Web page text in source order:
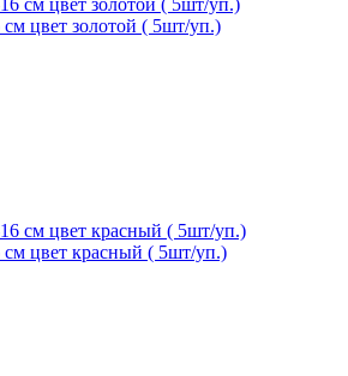
цвет золотой ( 5шт/уп.)
цвет красный ( 5шт/уп.)